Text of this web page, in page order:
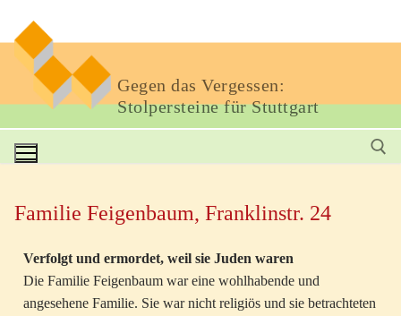
Gegen das Vergessen:
Stolpersteine für Stuttgart
Familie Feigenbaum, Franklinstr. 24
Verfolgt und ermordet, weil sie Juden waren
Die Familie Feigenbaum war eine wohlhabende und
angesehene Familie. Sie war nicht religiös und sie betrachteten